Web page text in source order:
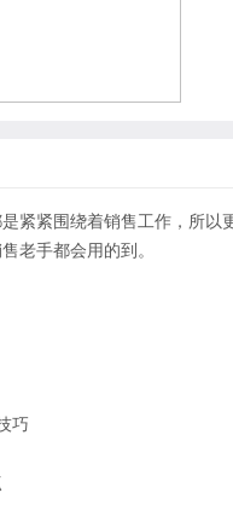
紧紧围绕着销售工作，所
老手都会用的到。
巧